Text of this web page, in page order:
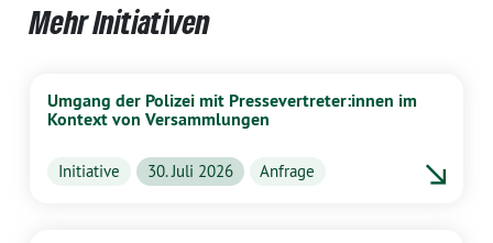
Mehr Initiativen
Umgang der Polizei mit Pressevertreter:innen im
Kontext von Versammlungen
Initiative 30. Juli 2026 Anfrage